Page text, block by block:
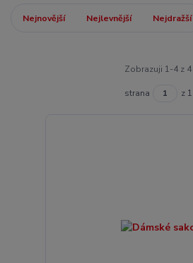
Nejnovější Nejlevnější Nejdražší
Zobrazuji 1-4 z 4
strana z 1